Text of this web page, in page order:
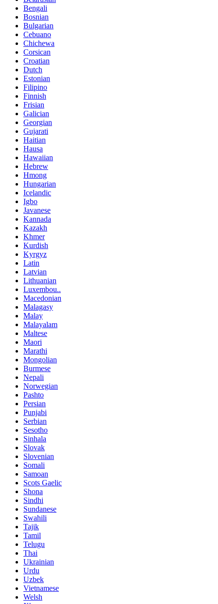
Bengali
Bosnian
Bulgarian
Cebuano
Chichewa
Corsican
Croatian
Dutch
Estonian
Filipino
Finnish
Frisian
Galician
Georgian
Gujarati
Haitian
Hausa
Hawaiian
Hebrew
Hmong
Hungarian
Icelandic
Igbo
Javanese
Kannada
Kazakh
Khmer
Kurdish
Kyrgyz
Latin
Latvian
Lithuanian
Luxembou..
Macedonian
Malagasy
Malay
Malayalam
Maltese
Maori
Marathi
Mongolian
Burmese
Nepali
Norwegian
Pashto
Persian
Punjabi
Serbian
Sesotho
Sinhala
Slovak
Slovenian
Somali
Samoan
Scots Gaelic
Shona
Sindhi
Sundanese
Swahili
Tajik
Tamil
Telugu
Thai
Ukrainian
Urdu
Uzbek
Vietnamese
Welsh